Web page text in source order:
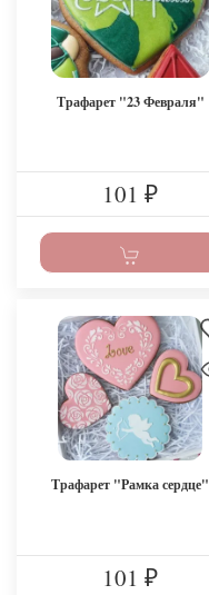
Трафарет "23 Февраля"
101 ₽
Трафарет "Рамка сердце"
101 ₽